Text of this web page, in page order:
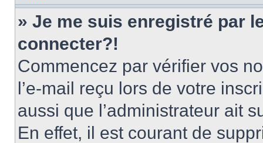
» Je me suis enregistré par
connecter?!
Commencez par vérifier vos
l’e-mail reçu lors de votre
aussi que l’administrateur ait
En effet, il est courant de